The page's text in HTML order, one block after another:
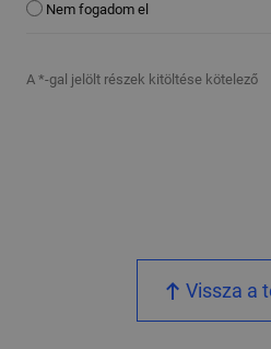
Nem fogadom el
A *-gal jelölt részek kitöltése kötelező
Vissza a